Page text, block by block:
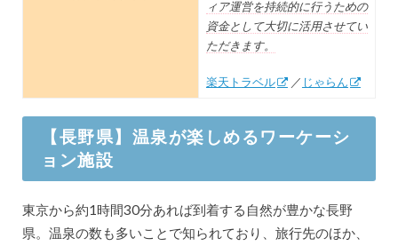
ィア運営を持続的に行うための
資金として大切に活用させてい
ただきます。
楽天トラベル ／ じゃらん
【長野県】温泉が楽しめるワーケーシ
ョン施設
東京から約1時間30分あれば到着する自然が豊かな長野
県。温泉の数も多いことで知られており、旅行先のほか、